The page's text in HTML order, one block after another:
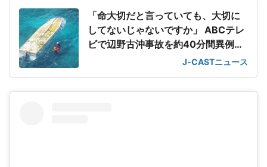
「命大切だと言っていても、大切に
してないじゃないですか」 ABCテレ
ビで辺野古沖事故を約40分間異例の
J-CASTニュース